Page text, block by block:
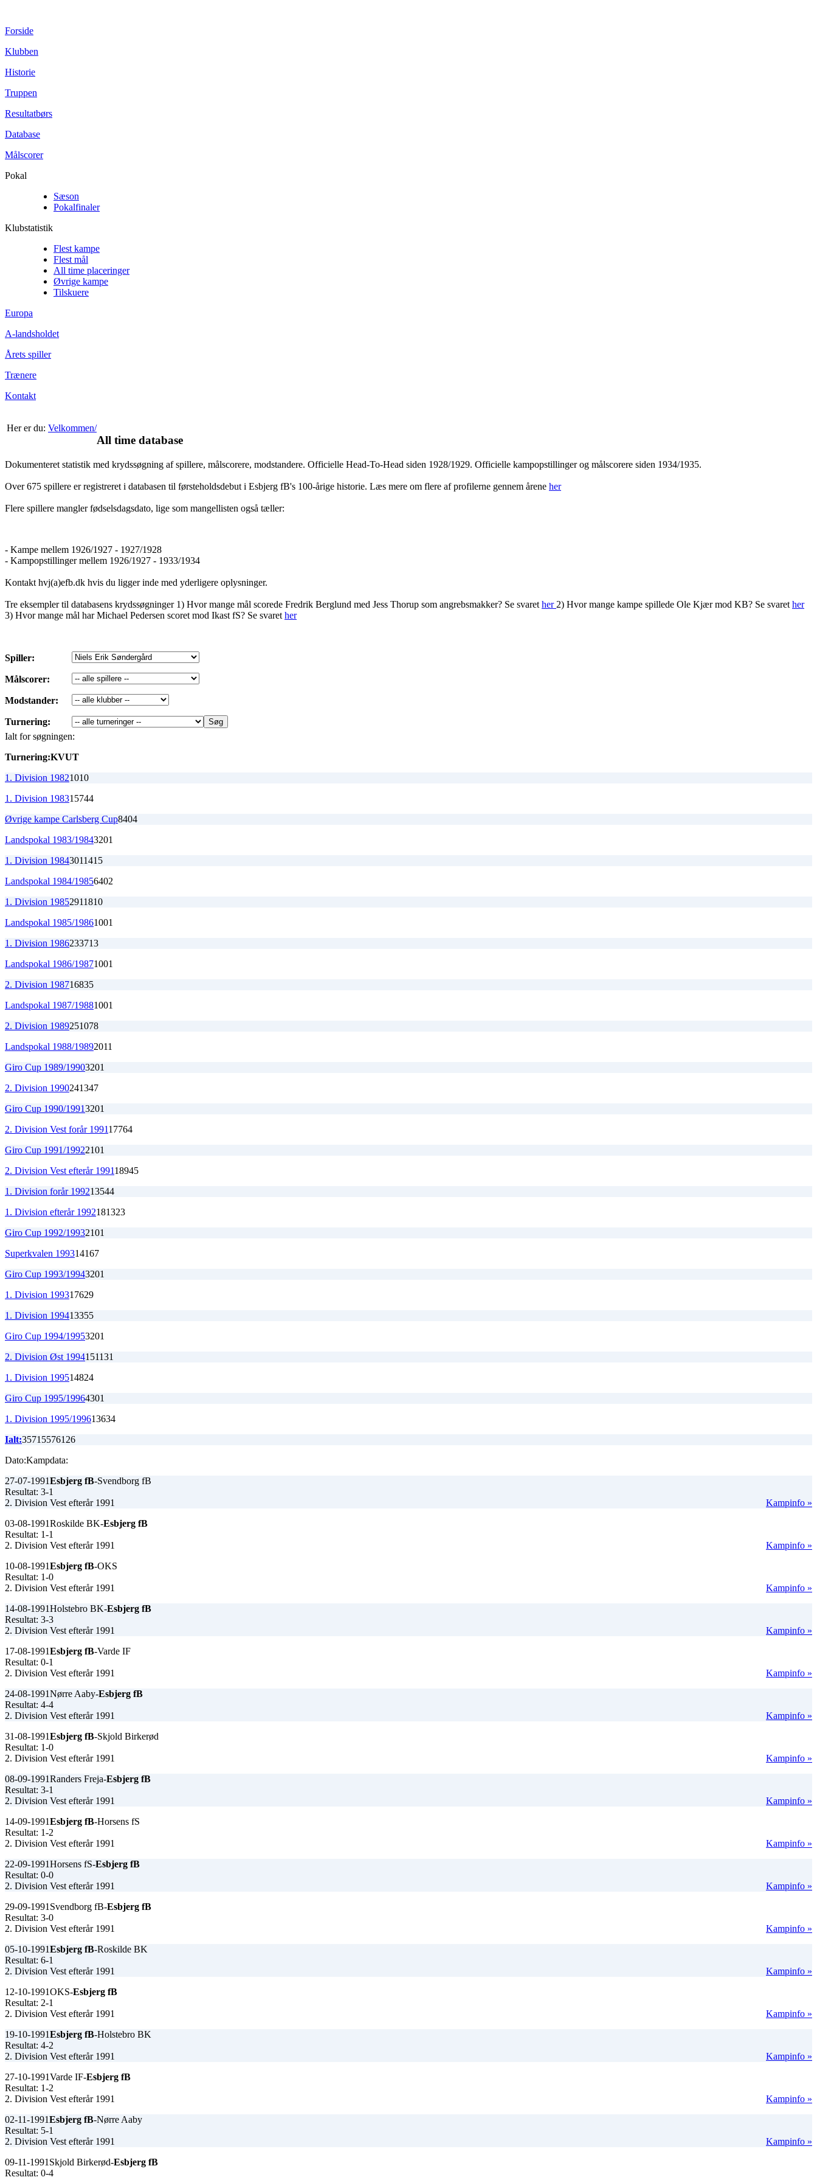
Forside
Klubben
Historie
Truppen
Resultatbørs
Database
Målscorer
Pokal
Sæson
Pokalfinaler
Klubstatistik
Flest kampe
Flest mål
All time placeringer
Øvrige kampe
Tilskuere
Europa
A-landsholdet
Årets spiller
Trænere
Kontakt
Her er du: Velkommen/
All time database
Dokumenteret statistik med krydssøgning af spillere, målscorere, modstandere. Officielle Head-To-Head siden 1928/1929. Officielle kampopstillinger og målscorere siden 1934/1935.
Over 675 spillere er registreret i databasen til førsteholdsdebut i Esbjerg fB's 100-årige historie. Læs mere om flere af profilerne gennem årene her
Flere spillere mangler fødselsdagsdato, lige som mangellisten også tæller:
- Kampe mellem 1926/1927 - 1927/1928
- Kampopstillinger mellem 1926/1927 - 1933/1934
Kontakt hvj(a)efb.dk hvis du ligger inde med yderligere oplysninger.
Tre eksempler til databasens krydssøgninger 1) Hvor mange mål scorede Fredrik Berglund med Jess Thorup som angrebsmakker? Se svaret her 2) Hvor mange kampe spillede Ole Kjær mod KB? Se svaret her
3) Hvor mange mål har Michael Pedersen scoret mod Ikast fS? Se svaret her
Spiller:
Målscorer:
Modstander:
Turnering:
Ialt for søgningen:
Turnering:KVUT
1. Division 19821010
1. Division 198315744
Øvrige kampe Carlsberg Cup8404
Landspokal 1983/19843201
1. Division 19843011415
Landspokal 1984/19856402
1. Division 19852911810
Landspokal 1985/19861001
1. Division 1986233713
Landspokal 1986/19871001
2. Division 198716835
Landspokal 1987/19881001
2. Division 1989251078
Landspokal 1988/19892011
Giro Cup 1989/19903201
2. Division 1990241347
Giro Cup 1990/19913201
2. Division Vest forår 199117764
Giro Cup 1991/19922101
2. Division Vest efterår 199118945
1. Division forår 199213544
1. Division efterår 1992181323
Giro Cup 1992/19932101
Superkvalen 199314167
Giro Cup 1993/19943201
1. Division 199317629
1. Division 199413355
Giro Cup 1994/19953201
2. Division Øst 1994151131
1. Division 199514824
Giro Cup 1995/19964301
1. Division 1995/199613634
Ialt:35715576126
Dato:Kampdata:
27-07-1991Esbjerg fB-Svendborg fB
Resultat: 3-1
2. Division Vest efterår 1991
Kampinfo »
03-08-1991Roskilde BK-Esbjerg fB
Resultat: 1-1
2. Division Vest efterår 1991
Kampinfo »
10-08-1991Esbjerg fB-OKS
Resultat: 1-0
2. Division Vest efterår 1991
Kampinfo »
14-08-1991Holstebro BK-Esbjerg fB
Resultat: 3-3
2. Division Vest efterår 1991
Kampinfo »
17-08-1991Esbjerg fB-Varde IF
Resultat: 0-1
2. Division Vest efterår 1991
Kampinfo »
24-08-1991Nørre Aaby-Esbjerg fB
Resultat: 4-4
2. Division Vest efterår 1991
Kampinfo »
31-08-1991Esbjerg fB-Skjold Birkerød
Resultat: 1-0
2. Division Vest efterår 1991
Kampinfo »
08-09-1991Randers Freja-Esbjerg fB
Resultat: 3-1
2. Division Vest efterår 1991
Kampinfo »
14-09-1991Esbjerg fB-Horsens fS
Resultat: 1-2
2. Division Vest efterår 1991
Kampinfo »
22-09-1991Horsens fS-Esbjerg fB
Resultat: 0-0
2. Division Vest efterår 1991
Kampinfo »
29-09-1991 Svendborg fB-Esbjerg fB
Resultat: 3-0
2. Division Vest efterår 1991
Kampinfo »
05-10-1991Esbjerg fB-Roskilde BK
Resultat: 6-1
2. Division Vest efterår 1991
Kampinfo »
12-10-1991OKS-Esbjerg fB
Resultat: 2-1
2. Division Vest efterår 1991
Kampinfo »
19-10-1991Esbjerg fB-Holstebro BK
Resultat: 4-2
2. Division Vest efterår 1991
Kampinfo »
27-10-1991Varde IF-Esbjerg fB
Resultat: 1-2
2. Division Vest efterår 1991
Kampinfo »
02-11-1991Esbjerg fB-Nørre Aaby
Resultat: 5-1
2. Division Vest efterår 1991
Kampinfo »
09-11-1991 Skjold Birkerød-Esbjerg fB
Resultat: 0-4